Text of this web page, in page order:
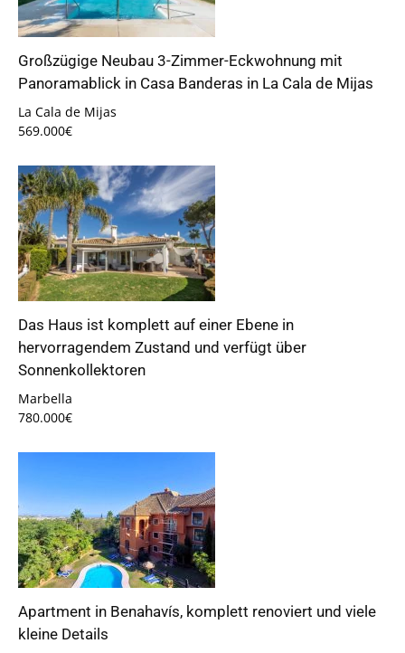
Großzügige Neubau 3-Zimmer-Eckwohnung mit
Panoramablick in Casa Banderas in La Cala de Mijas
La Cala de Mijas
569.000€
Das Haus ist komplett auf einer Ebene in
hervorragendem Zustand und verfügt über
Sonnenkollektoren
Marbella
780.000€
Apartment in Benahavís, komplett renoviert und viele
kleine Details